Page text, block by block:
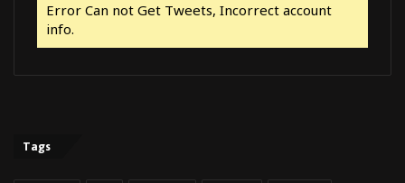
Error Can not Get Tweets, Incorrect account
info.
Tags